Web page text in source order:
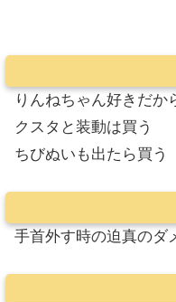
りんねちゃん好きだか
クスタと装動は買う
ちびぬいも出たら買う
手首外す時の迫真のダ